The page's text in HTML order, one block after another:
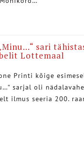
sari
Lottemaal
Printi kõige
sarjal oli
ilmus seeria 200.